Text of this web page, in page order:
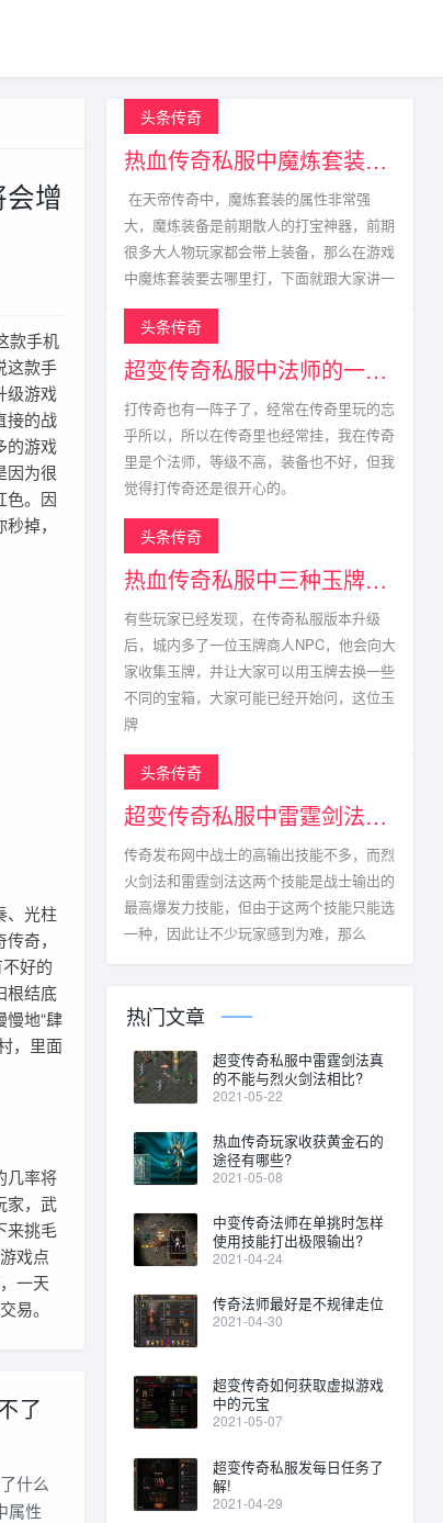
增
款手机
这款手
级游戏
接的战
的游戏
因为很
色。因
掉，
、光柱
奇，
好的
根结底
地“肆
，里面
几率将
家，武
来挑毛
戏点
一天
易。
了
什么
属性
头条传奇
热血传奇私服中魔炼套装的获取方式
在天帝传奇中，魔炼套装的属性非常强
大，魔炼装备是前期散人的打宝神器，前期
很多大人物玩家都会带上装备，那么在游戏
中魔炼套装要去哪里打，下面就跟大家讲一
头条传奇
超变传奇私服中法师的一生宿敌
打传奇也有一阵子了，经常在传奇里玩的忘
乎所以，所以在传奇里也经常挂，我在传奇
里是个法师，等级不高，装备也不好，但我
觉得打传奇还是很开心的。
头条传奇
热血传奇私服中三种玉牌获得方式以及掉落点
有些玩家已经发现，在传奇私服版本升级
后，城内多了一位玉牌商人NPC，他会向大
家收集玉牌，并让大家可以用玉牌去换一些
不同的宝箱，大家可能已经开始问，这位玉
牌
头条传奇
超变传奇私服中雷霆剑法真的不能与烈火剑法相比?
传奇发布网中战士的高输出技能不多，而烈
火剑法和雷霆剑法这两个技能是战士输出的
最高爆发力技能，但由于这两个技能只能选
一种，因此让不少玩家感到为难，那么
热门文章
超变传奇私服中雷霆剑法真
的不能与烈火剑法相比?
2021-05-22
热血传奇玩家收获黄金石的
途径有哪些?
2021-05-08
中变传奇法师在单挑时怎样
使用技能打出极限输出?
2021-04-24
传奇法师最好是不规律走位
2021-04-30
超变传奇如何获取虚拟游戏
中的元宝
2021-05-07
超变传奇私服发每日任务了
解!
2021-04-29